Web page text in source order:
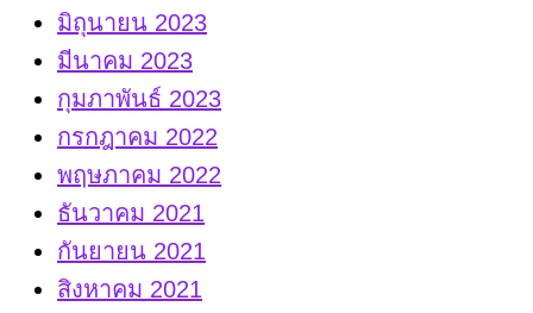
มิถุนายน 2023
มีนาคม 2023
กุมภาพันธ์ 2023
กรกฎาคม 2022
พฤษภาคม 2022
ธันวาคม 2021
กันยายน 2021
สิงหาคม 2021